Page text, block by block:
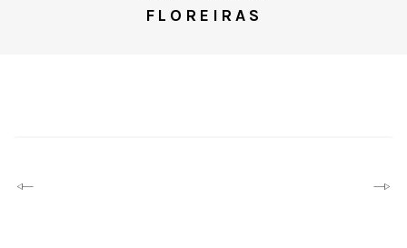
FLOREIRAS
Prev Next